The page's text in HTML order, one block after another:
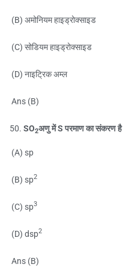
(B) अमोनियम हाइड्रोक्साइड
(C) सोडियम हाइड्रोक्साइड
(D) नाइट्रिक अम्ल
Ans (B)
SO2अणु में S परमाण का संकरण है
(A) sp
(B) sp2
(C) sp3
(D) dsp2
Ans (B)